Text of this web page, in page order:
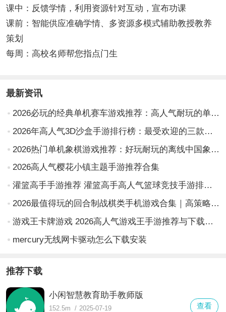
课中：反馈学情，利用资源针对互动，宣布功课
课前：智能供应准确学情、多资源多模式辅助教授教养
策划
每周：高校名师帮您指点门生
最新资讯
2026必玩的经典单机赛车游戏推荐：高人气耐玩的单机版赛车手游排行榜
2026年高人气3D沙盒手游排行榜：最受欢迎的三款游戏推荐
2026热门单机象棋游戏推荐：好玩耐玩的离线中国象棋App合集
2026高人气樱花小镇主题手游推荐合集
灌篮高手手游推荐 灌篮高手高人气篮球竞技手游排行榜2026
2026最值得玩的回合制战棋类手机游戏合集｜高策略性、强剧情、低门槛战棋手游推荐
游戏王卡牌游戏 2026高人气游戏王手游推荐与下载指南
mercury无线网卡驱动怎么下载安装
推荐下载
小闲智慧教育助手教师版
152.5m / 2025-07-19 查看